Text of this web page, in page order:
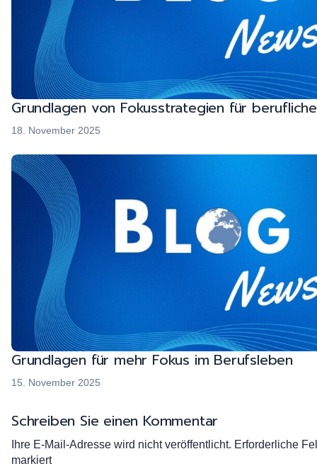
Grundlagen von Fokusstrategien für
18. November 2025
Grundlagen für mehr Fokus im Berufsleben
15. November 2025
Schreiben Sie einen Kommentar
Ihre E-Mail-Adresse wird nicht veröffentlicht. Erforderliche
markiert